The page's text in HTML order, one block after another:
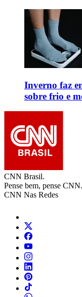
Inverno faz
sobre frio e
CNN Brasil.
Pense bem, pense CNN.
CNN Nas Redes